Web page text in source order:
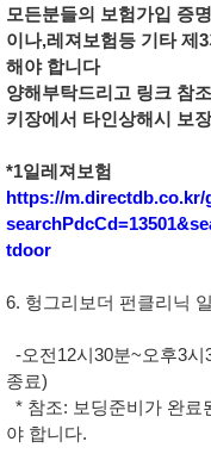
모든분들의 보험가입 증
이나,레져보험등 기타 제
해야 합니다
양해부탁드리고 링크 참
키장에서 타인상해시 보
*1일레져보험
https://
tdoor
6. 헝그리보더 펀클리닉
-오전12시30분~오후3
종료)
* 참조: 보딩준비가 완료
야 합니다.